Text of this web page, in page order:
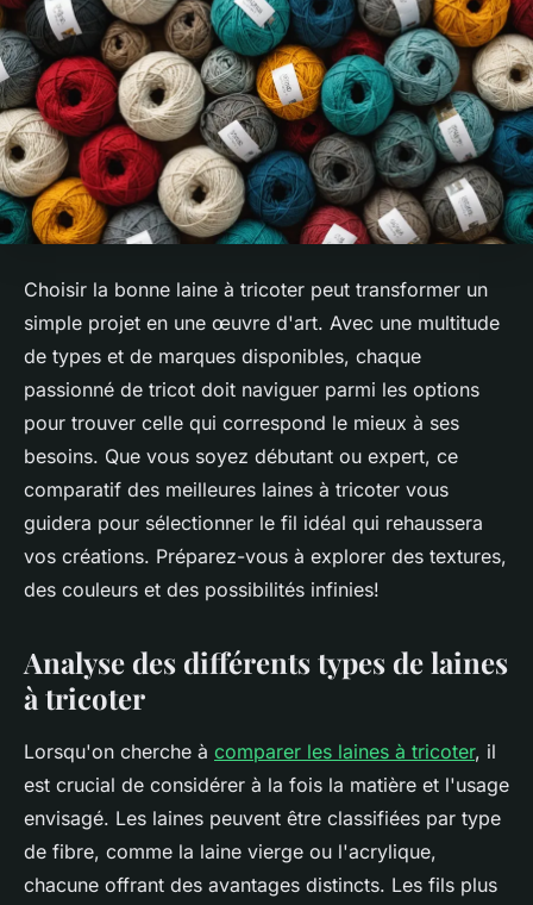
Choisir la bonne laine à tricoter peut transformer un
simple projet en une œuvre d'art. Avec une multitude
de types et de marques disponibles, chaque
passionné de tricot doit naviguer parmi les options
pour trouver celle qui correspond le mieux à ses
besoins. Que vous soyez débutant ou expert, ce
comparatif des meilleures laines à tricoter vous
guidera pour sélectionner le fil idéal qui rehaussera
vos créations. Préparez-vous à explorer des textures,
des couleurs et des possibilités infinies!
Analyse des différents types de laines
à tricoter
Lorsqu'on cherche à comparer les laines à tricoter, il
est crucial de considérer à la fois la matière et l'usage
envisagé. Les laines peuvent être classifiées par type
de fibre, comme la laine vierge ou l'acrylique,
chacune offrant des avantages distincts. Les fils plus